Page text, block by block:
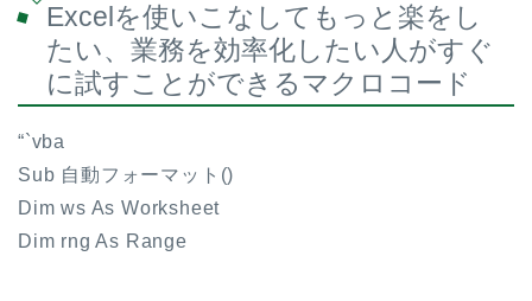
Excelを使いこなしてもっと楽をし
たい、業務を効率化したい人がすぐ
に試すことができるマクロコード
“`vba
Sub 自動フォーマット()
Dim ws As Worksheet
Dim rng As Range